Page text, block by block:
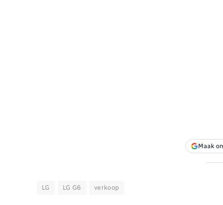
Maak
LG LG G6 verkoop